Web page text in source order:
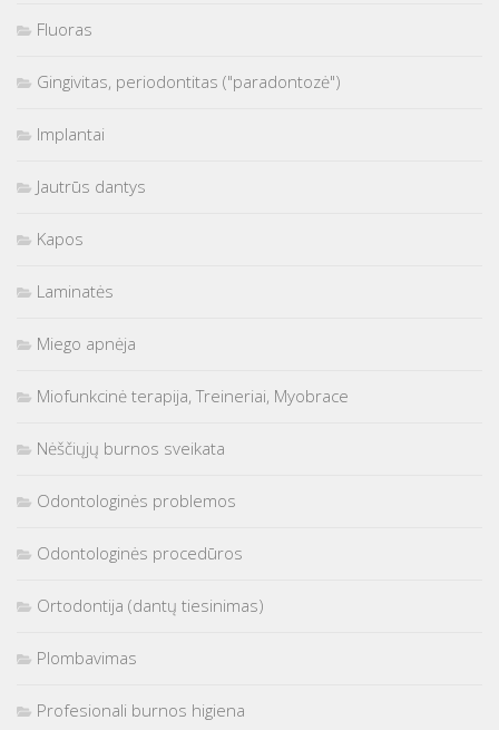
Fluoras
Gingivitas, periodontitas ("paradontozė")
Implantai
Jautrūs dantys
Kapos
Laminatės
Miego apnėja
Miofunkcinė terapija, Treineriai, Myobrace
Nėščiųjų burnos sveikata
Odontologinės problemos
Odontologinės procedūros
Ortodontija (dantų tiesinimas)
Plombavimas
Profesionali burnos higiena